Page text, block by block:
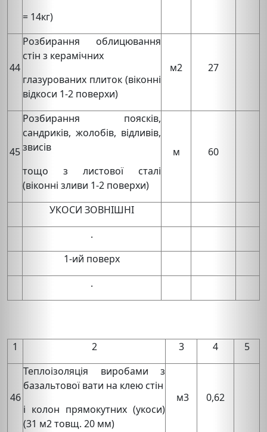
= 14кг)
44
Розбирання облицювання
стін з керамічних
глазурованих плиток (віконні
відкоси 1-2 поверхи)
м2 27
45
Розбирання поясків,
сандриків, жолобів, відливів,
звисів
тощо з листової сталі
(віконні зливи 1-2 поверхи)
м 60
УКОСИ ЗОВНІШНІ
.
1-ий поверх
.
1 2 3 4 5
46
Теплоізоляція виробами з
базальтової вати на клею стін
і колон прямокутних (укоси)
(31 м2 товщ. 20 мм)
м3 0,62